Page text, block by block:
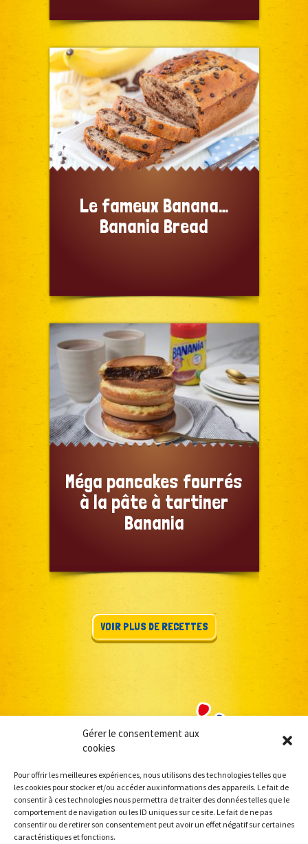
Gérer le consentement aux
cookies
Pour offrir les meilleures expériences, nous utilisons des technologies telles que
les cookies pour stocker et/ou accéder aux informations des appareils. Le fait de
consentir à ces technologies nous permettra de traiter des données telles que le
comportement de navigation ou les ID uniques sur ce site. Le fait de ne pas
consentir ou de retirer son consentement peut avoir un effet négatif sur certaines
caractéristiques et fonctions.
Le fameux Banana…
Banania Bread
Méga pancakes fourrés
à la pâte à tartiner
Banania
VOIR PLUS DE RECETTES